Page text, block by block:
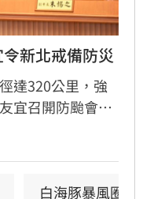
新北戒備防災
達320公里，強
宜召開防颱會
面戒備，針對易
，颱風期間避免
白海豚暴風圈